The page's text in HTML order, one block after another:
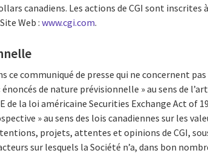
canadiens. Les actions de CGI sont inscrites
Web :www.cgi.com.
ce communiqué de presse qui ne concernent
de nature prévisionnelle » au sens de
de la loi américaine Securities Exchange Act of
» au sens des lois canadiennes sur les
projets, attentes et opinions de CGI,
sur lesquels la Société n’a, dans bon